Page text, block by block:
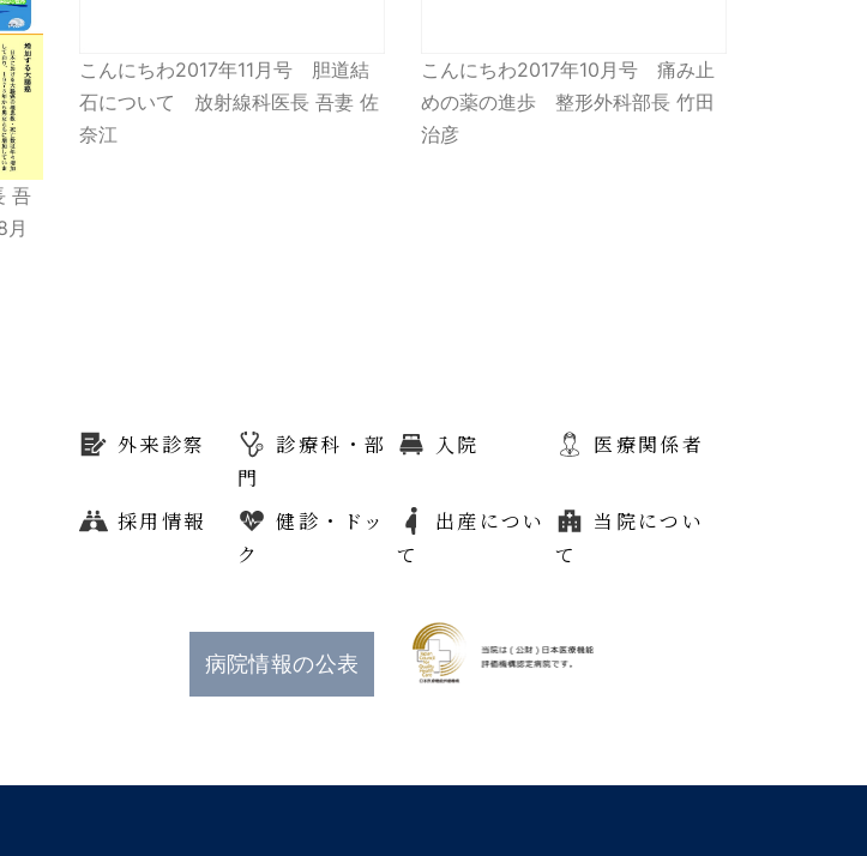
吾
月
こんにちわ2017年11月号 胆道結
石について 放射線科医長 吾妻 佐
奈江
こんにちわ2017年10月号 痛み止
めの薬の進歩 整形外科部長 竹田
治彦
外来診察
診療科・部
門
入院 医療関係者
採用情報
健診・ドッ
ク
出産につい
て
当院につい
て
病院情報の公表